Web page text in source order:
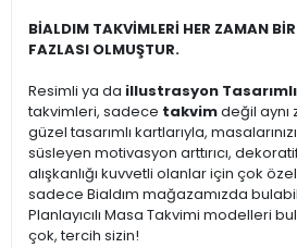
BİALDIM TAKVİMLERİ HER ZAMAN
FAZLASI OLMUŞTUR.
Resimli ya da illustrasyon
takvimleri, sadece takvimdeğil
güzel tasarımlı kartlarıyla,
süsleyen motivasyon arttırıcı,
alışkanlığı kuvvetli olanlar için çok
sadece Bialdım mağazamızda
Planlayıcılı Masa Takvimi modelleri
çok, tercih sizin!